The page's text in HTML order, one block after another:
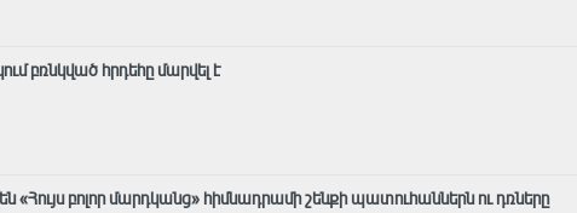
բռնկված հրդեհը մարվել է
«Հույս բոլոր մարդկանց» հիմնադրամի շենքի պատուհաններն ու դռները